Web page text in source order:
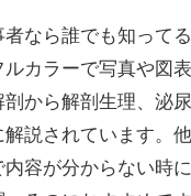
者なら誰でも知って
ルカラーで写真や図
剖から解剖生理、泌
説されています。他
容が分からない時に